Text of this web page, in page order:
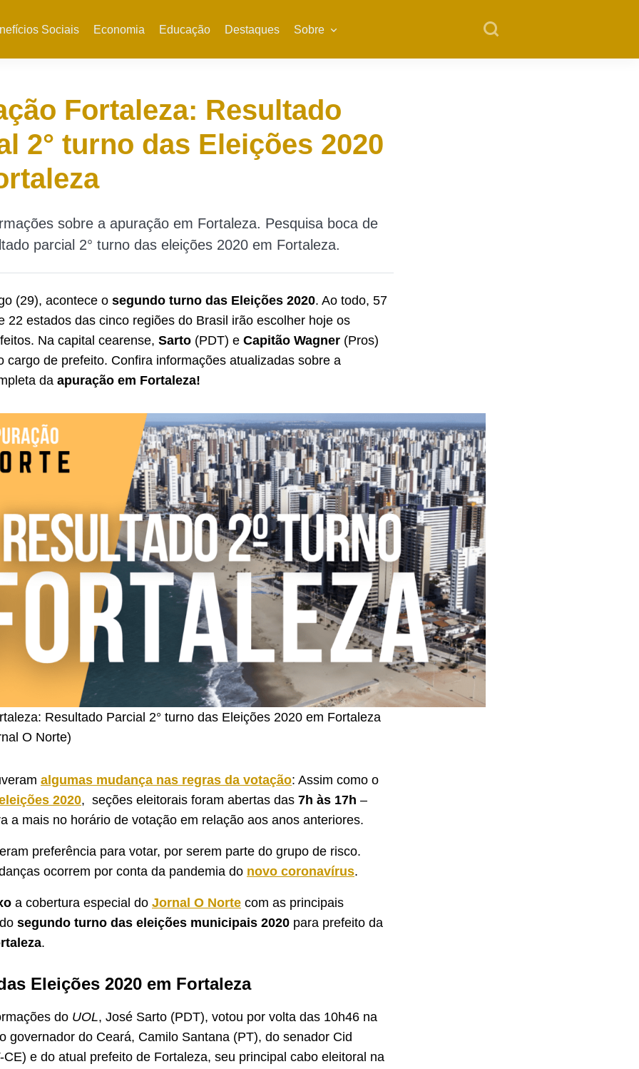
Sociais Economia Educação Destaques Sobre
Fortaleza: Resultado
2° turno das Eleições 2020
sobre a apuração em Fortaleza. Pesquisa boca de
parcial 2° turno das eleições 2020 em Fortaleza.
(29), acontece o segundo turno das Eleições 2020. Ao todo, 57
22 estados das cinco regiões do Brasil irão escolher hoje os
Na capital cearense, Sarto (PDT) e Capitão Wagner (Pros)
cargo de prefeito. Confira informações atualizadas sobre a
da apuração em Fortaleza!
Resultado Parcial 2° turno das Eleições 2020 em Fortaleza
O Norte)
algumas mudança nas regras da votação: Assim como o
2020, seções eleitorais foram abertas das 7h às 17h –
a mais no horário de votação em relação aos anos anteriores.
preferência para votar, por serem parte do grupo de risco.
ocorrem por conta da pandemia do novo coronavírus.
a cobertura especial do Jornal O Norte com as principais
segundo turno das eleições municipais 2020 para prefeito da
.
Eleições 2020 em Fortaleza
do UOL, José Sarto (PDT), votou por volta das 10h46 na
governador do Ceará, Camilo Santana (PT), do senador Cid
CE) e do atual prefeito de Fortaleza, seu principal cabo eleitoral na